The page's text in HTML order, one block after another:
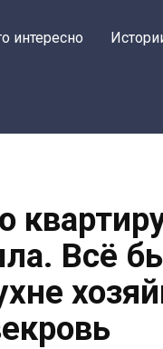
интересно
Всё